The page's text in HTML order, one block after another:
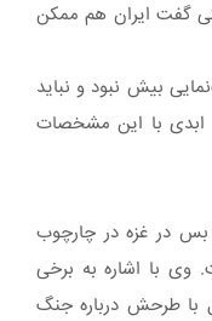
گفت ایران هم ممکن
بیش نبود و نباید
با این مشخصات
بس در غزه در چارچوب
با اشاره به برخی
با طرحش درباره جنگ